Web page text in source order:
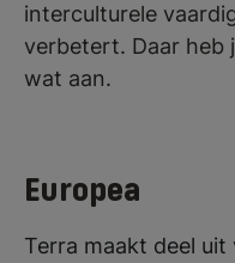
interculturele
verbetert. Daar heb
wat aan.
Europea
Terra maakt deel uit